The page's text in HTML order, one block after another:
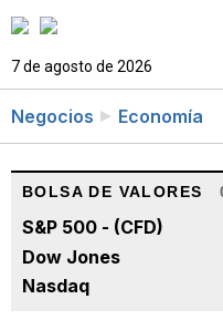
7 de agosto de 2026
Negocios Economía
BOLSA DE VALORES
S&P 500 - (CFD)
Dow Jones
Nasdaq